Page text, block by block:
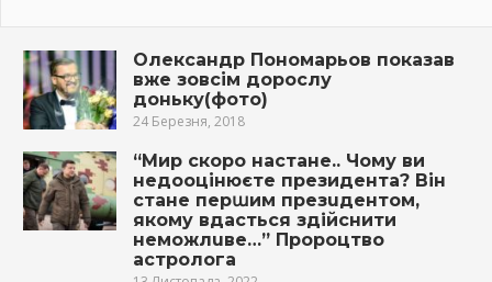
Олександр Пономарьов показав
вже зовсім дорослу
доньку(фото)
24 Березня, 2018
“Мир скоро настане.. Чому ви
недооцінюєте президента? Bін
стане перաим прeзuдeнтом,
якомy вдaстьcя здiйcнити
нeмoжлuвe…” Пророцтво
астролога